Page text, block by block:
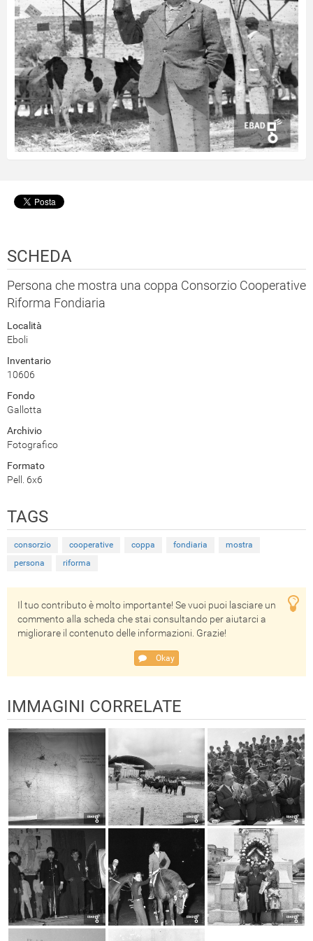
SCHEDA
Persona che mostra una coppa Consorzio Cooperative
Riforma Fondiaria
Località
Eboli
Inventario
10606
Fondo
Gallotta
Archivio
Fotografico
Formato
Pell. 6x6
TAGS
consorzio cooperative coppa fondiaria
mostra
persona
riforma
Il tuo contributo è molto importante! Se vuoi puoi lasciare un
commento alla scheda che stai consultando per aiutarci a
migliorare il contenuto delle informazioni. Grazie!
Okay
IMMAGINI CORRELATE